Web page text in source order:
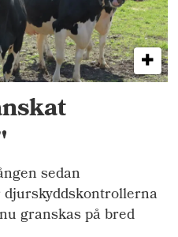
sedan
granskas på bred